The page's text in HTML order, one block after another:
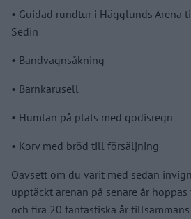
•⁠ ⁠Guidad rundtur i Hägglunds Arena
Sedin
•⁠ ⁠Bandvagnsåkning
•⁠ ⁠Barnkarusell
•⁠ ⁠Humlan på plats med godisregn
•⁠ ⁠Korv med bröd till försäljning
Oavsett om du varit med sedan
upptäckt arenan på senare år
och fira 20 fantastiska år